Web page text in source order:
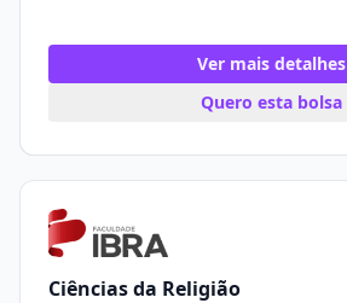
Ver mais detalhes
Quero esta bolsa
Ciências da Religião